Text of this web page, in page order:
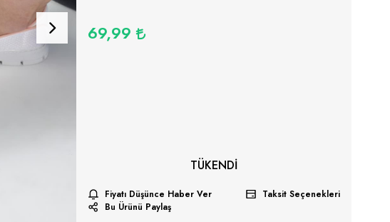
69,99
TÜKENDI
Fiyatı Düşünce Haber Ver
Taksit Seçenekleri
Bu Ürünü Paylaş